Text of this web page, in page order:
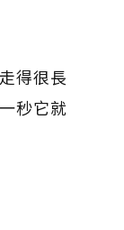
得很長
秒它就